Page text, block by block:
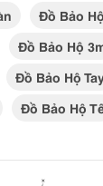
Đồ Bảo
Đồ Bảo Hộ
Đồ Bảo Hộ
Đồ Bảo Hộ